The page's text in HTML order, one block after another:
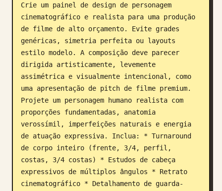
Blogue
Atualizações
Crie um painel de design de personagem
cinematográfico e realista para uma produção
de filme de alto orçamento. Evite grades
genéricas, simetria perfeita ou layouts
estilo modelo. A composição deve parecer
dirigida artisticamente, levemente
assimétrica e visualmente intencional, como
uma apresentação de pitch de filme premium.
Projete um personagem humano realista com
proporções fundamentadas, anatomia
verossímil, imperfeições naturais e energia
de atuação expressiva. Inclua: * Turnaround
de corpo inteiro (frente, 3/4, perfil,
costas, 3/4 costas) * Estudos de cabeça
expressivos de múltiplos ângulos * Retrato
cinematográfico * Detalhamento de guarda-